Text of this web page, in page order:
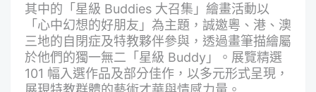
其中的「星級 Buddies 大召集」繪畫活動以
「心中幻想的好朋友」為主題，誠邀粵、港、澳
三地的自閉症及特教夥伴參與，透過畫筆描繪屬
於他們的獨一無二「星級 Buddy」。展覽精選
101 幅入選作品及部分佳作，以多元形式呈現，